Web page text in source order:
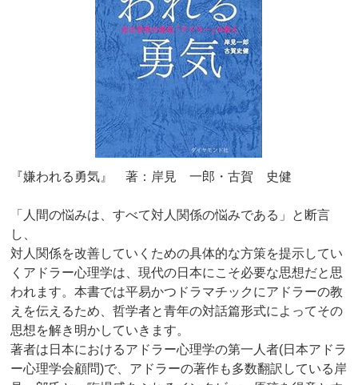
『嫌われる勇気』 著：岸見 一郎・古賀 史健
「人間の悩みは、すべて対人関係の悩みである」と断言
し、
対人関係を改善していくための具体的な方策を提示してい
くアドラー心理学は、現代の日本にこそ必要な思想だと思
われます。本書では平易かつドラマチックにアドラーの教
えを伝えるため、哲学者と青年の対話篇形式によってその
思想を解き明かしていきます。
著者は日本におけるアドラー心理学の第一人者(日本アドラ
ー心理学会顧問)で、アドラーの著作も多数翻訳している岸